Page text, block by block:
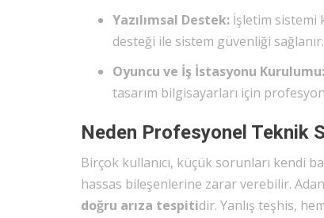
Yazılımsal Destek: İşletim sistemi
desteği ile sistem güvenliği sağlanır.
Oyuncu ve İş İstasyonu Kurulumu:
tasarım bilgisayarları için
Neden Profesyonel Teknik
Birçok kullanıcı, küçük sorunları kendi
hassas bileşenlerine zarar verebilir.
doğru arıza tespitidir. Yanlış teşhis,